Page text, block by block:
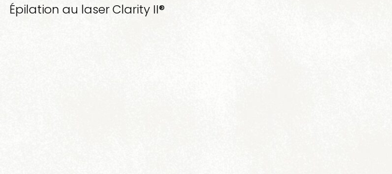
Épilation au laser Clarity II®